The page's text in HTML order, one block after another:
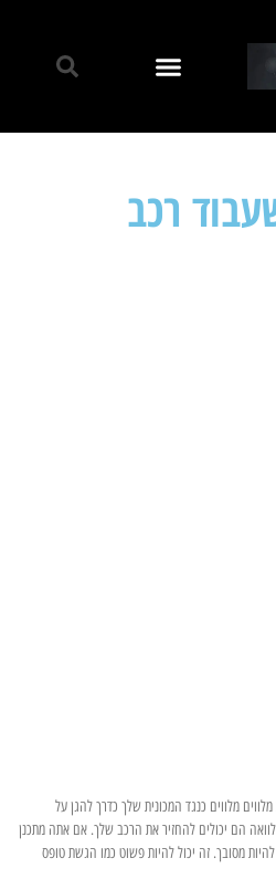
רכב
מלווים כנגד המכונית שלך כדרך להגן על
הם יכולים להחזיר את הרכב שלך. אם אתה מתכנן
מסובך. זה יכול להיות פשוט כמו הגשת טופס